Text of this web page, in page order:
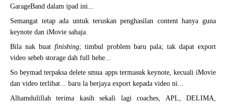
GarageBand dalam ipad ini...
Semangat tetap ada untuk teruskan penghasilan content hanya guna
keynote dan iMovie sahaja.
Bila nak buat finishing; timbul problem baru pala; tak dapat export
video sebeb storage dah full hehe...
So beymad terpaksa delete smua apps termasuk keynote, kecuali iMovie
dan video terlibat... baru la berjaya export kepada video ni...
Alhamdulillah terima kasih sekali lagi coaches, APL, DELIMA,